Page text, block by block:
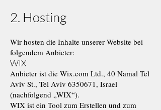
2. Hosting
Wir hosten die Inhalte unserer Website bei
folgendem Anbieter:
WIX
Anbieter ist die Wix.com Ltd., 40 Namal Tel
Aviv St., Tel Aviv 6350671, Israel
(nachfolgend „WIX“).
WIX ist ein Tool zum Erstellen und zum